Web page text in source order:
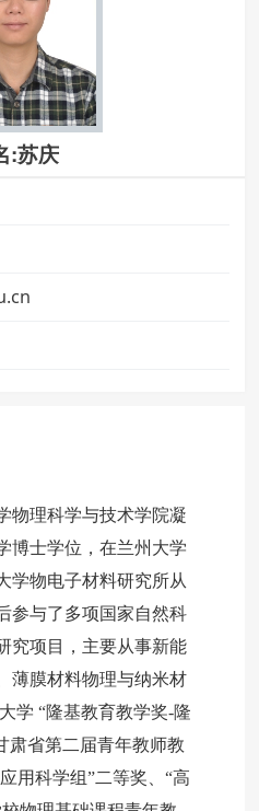
:苏庆
物理科学与技术学院凝
博士学位，在兰州大学
学物电子材料研究所从
参与了多项国家自然科
究项目，主要从事新能
薄膜材料物理与纳米材
学 “隆基教育教学奖-隆
肃省第二届青年教师教
用科学组”二等奖、“高